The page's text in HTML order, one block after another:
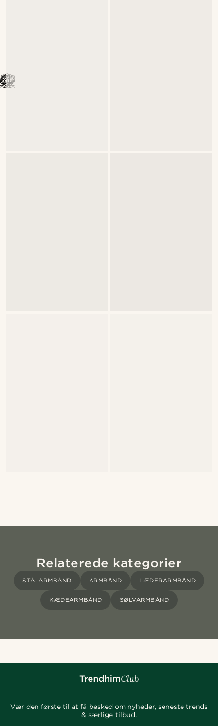
Relaterede kategorier
STÅLARMBÅND ARMBÅND LÆDERARMBÅND
KÆDEARMBÅND SØLVARMBÅND
Vær den første til at få besked om nyheder, seneste trends
& særlige tilbud.